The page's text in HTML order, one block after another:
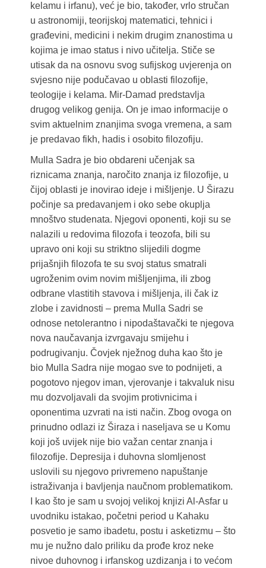
kelamu i irfanu), već je bio, također, vrlo stručan
u astronomiji, teorijskoj matematici, tehnici i
građevini, medicini i nekim drugim znanostima u
kojima je imao status i nivo učitelja. Stiče se
utisak da na osnovu svog sufijskog uvjerenja on
svjesno nije podučavao u oblasti filozofije,
teologije i kelama. Mir-Damad predstavlja
drugog velikog genija. On je imao informacije o
svim aktuelnim znanjima svoga vremena, a sam
je predavao fikh, hadis i osobito filozofiju.
Mulla Sadra je bio obdareni učenjak sa
riznicama znanja, naročito znanja iz filozofije, u
čijoj oblasti je inovirao ideje i mišljenje. U Širazu
počinje sa predavanjem i oko sebe okuplja
mnoštvo studenata. Njegovi oponenti, koji su se
nalazili u redovima filozofa i teozofa, bili su
upravo oni koji su striktno slijedili dogme
prijašnjih filozofa te su svoj status smatrali
ugroženim ovim novim mišljenjima, ili zbog
odbrane vlastitih stavova i mišljenja, ili čak iz
zlobe i zavidnosti – prema Mulla Sadri se
odnose netolerantno i nipodaštavački te njegova
nova naučavanja izvrgavaju smijehu i
podrugivanju. Čovjek nježnog duha kao što je
bio Mulla Sadra nije mogao sve to podnijeti, a
pogotovo njegov iman, vjerovanje i takvaluk nisu
mu dozvoljavali da svojim protivnicima i
oponentima uzvrati na isti način. Zbog ovoga on
prinudno odlazi iz Širaza i naseljava se u Komu
koji još uvijek nije bio važan centar znanja i
filozofije. Depresija i duhovna slomljenost
uslovili su njegovo privremeno napuštanje
istraživanja i bavljenja naučnom problematikom.
I kao što je sam u svojoj velikoj knjizi Al-Asfar u
uvodniku istakao, početni period u Kahaku
posvetio je samo ibadetu, postu i asketizmu – što
mu je nužno dalo priliku da prođe kroz neke
nivoe duhovnog i irfanskog uzdizanja i to većom